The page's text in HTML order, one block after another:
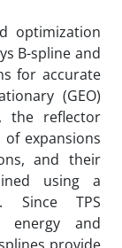
optimization
B-spline and
for accurate
(GEO)
the reflector
expansions
and their
using a
Since TPS
energy and